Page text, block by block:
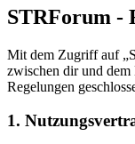
STRForum -
Mit dem Zugriff auf
zwischen dir und
Regelungen
1.